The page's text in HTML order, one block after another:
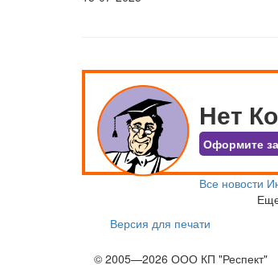
Нет
Оформите
Все новости
Версия для печати
© 2005—2026 ООО КП "Респект"